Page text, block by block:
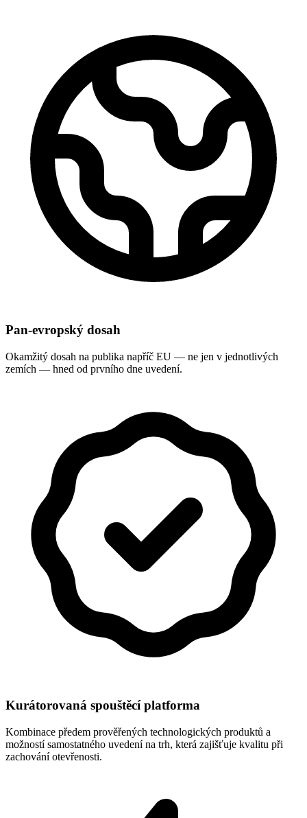
Pan-evropský dosah
Okamžitý dosah na publika napříč EU — ne jen v jednotlivých
zemích — hned od prvního dne uvedení.
Kurátorovaná spouštěcí platforma
Kombinace předem prověřených technologických produktů a
možností samostatného uvedení na trh, která zajišťuje kvalitu při
zachování otevřenosti.